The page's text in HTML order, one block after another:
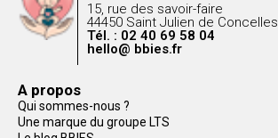
15, rue des savoir-faire
44450 Saint Julien de Concelles
Tél. : 02 40 69 58 04
hello@ bbies.fr
A propos
Qui sommes-nous ?
Une marque du groupe LTS